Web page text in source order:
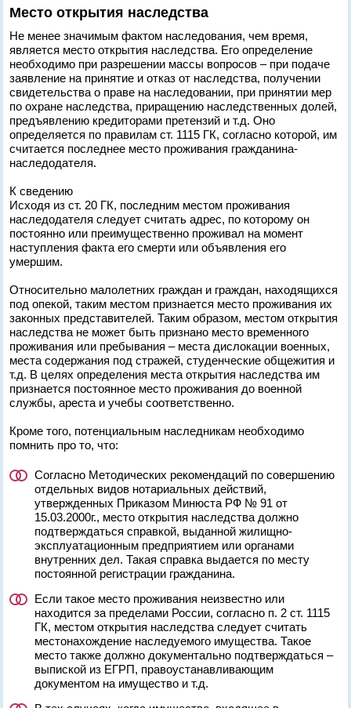
Место открытия наследства
Не менее значимым фактом наследования, чем время,
является место открытия наследства. Его определение
необходимо при разрешении массы вопросов – при подаче
заявление на принятие и отказ от наследства, получении
свидетельства о праве на наследовании, при принятии мер
по охране наследства, приращению наследственных долей,
предъявлению кредиторами претензий и т.д. Оно
определяется по правилам ст. 1115 ГК, согласно которой, им
считается последнее место проживания гражданина-
наследодателя.
К сведению
Исходя из ст. 20 ГК, последним местом проживания
наследодателя следует считать адрес, по которому он
постоянно или преимущественно проживал на момент
наступления факта его смерти или объявления его
умершим.
Относительно малолетних граждан и граждан, находящихся
под опекой, таким местом признается место проживания их
законных представителей. Таким образом, местом открытия
наследства не может быть признано место временного
проживания или пребывания – места дислокации военных,
места содержания под стражей, студенческие общежития и
т.д. В целях определения места открытия наследства им
признается постоянное место проживания до военной
службы, ареста и учебы соответственно.
Кроме того, потенциальным наследникам необходимо
помнить про то, что:
Согласно Методических рекомендаций по совершению
отдельных видов нотариальных действий,
утвержденных Приказом Минюста РФ № 91 от
15.03.2000г., место открытия наследства должно
подтверждаться справкой, выданной жилищно-
эксплуатационным предприятием или органами
внутренних дел. Такая справка выдается по месту
постоянной регистрации гражданина.
Если такое место проживания неизвестно или
находится за пределами России, согласно п. 2 ст. 1115
ГК, местом открытия наследства следует считать
местонахождение наследуемого имущества. Такое
место также должно документально подтверждаться –
выпиской из ЕГРП, правоустанавливающим
документом на имущество и т.д.